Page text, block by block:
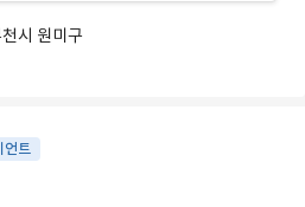
시 원미구
언트